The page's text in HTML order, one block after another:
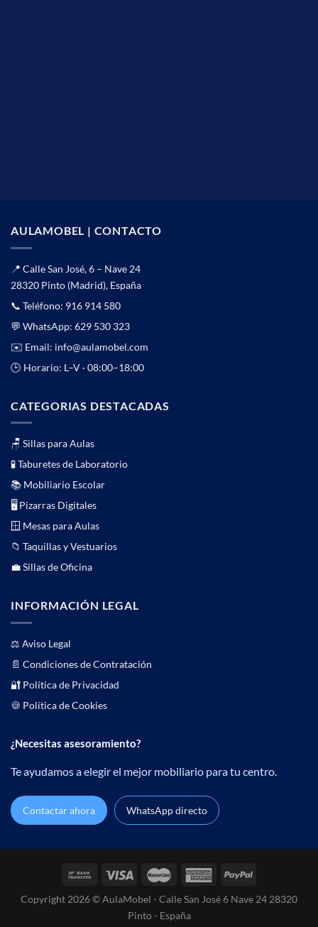
AULAMOBEL | CONTACTO
📍 Calle San José, 6 – Nave 24
28320 Pinto (Madrid), España
📞 Teléfono: 916 914 580
💬 WhatsApp: 629 530 323
✉️ Email: info@aulamobel.com
🕒 Horario: L–V · 08:00–18:00
CATEGORIAS DESTACADAS
🪑 Sillas para Aulas
🧪 Taburetes de Laboratorio
📚 Mobiliario Escolar
🖥️ Pizarras Digitales
🪟 Mesas para Aulas
📁 Taquillas y Vestuarios
💼 Sillas de Oficina
INFORMACIÓN LEGAL
⚖️ Aviso Legal
📄 Condiciones de Contratación
🔐 Política de Privacidad
🍪 Política de Cookies
¿Necesitas asesoramiento?
Te ayudamos a elegir el mejor mobiliario para tu centro.
Contactar ahora WhatsApp directo
Copyright 2026 © AulaMobel - Calle San José 6 Nave 24 28320
Pinto - España